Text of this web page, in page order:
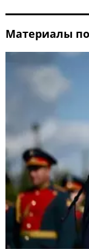
Материалы